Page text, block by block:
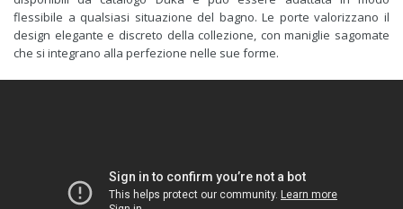
flessibile a qualsiasi situazione del bagno. Le porte valorizzano il
design elegante e discreto della collezione, con maniglie sagomate
che si integrano alla perfezione nelle sue forme.